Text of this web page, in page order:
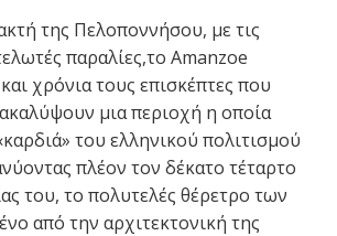
της Πελοποννήσου, με τις
παραλίες,το Amanzoe
χρόνια τους επισκέπτες που
μια περιοχή η οποία
του ελληνικού πολιτισμού
πλέον τον δέκατο τέταρτο
του, το πολυτελές θέρετρο των
από την αρχιτεκτονική της